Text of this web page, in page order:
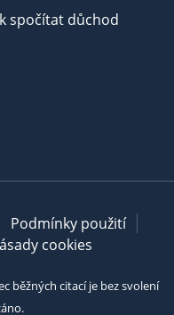
spočítat důchod
Podmínky použití
cookies
běžných citací je bez svolení